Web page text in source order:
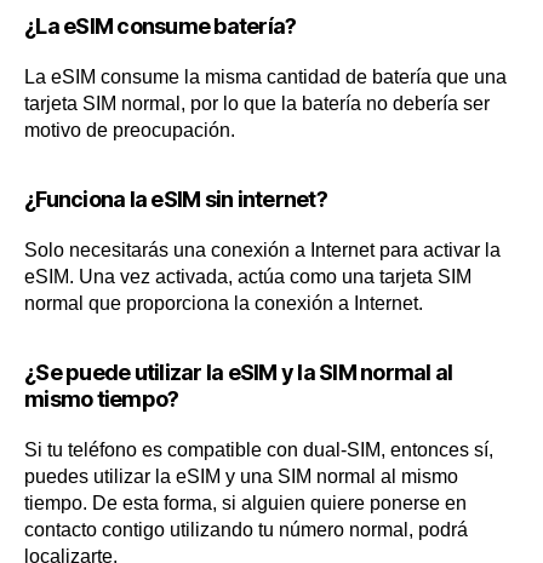
¿La eSIM consume batería?
La eSIM consume la misma cantidad de batería que una
tarjeta SIM normal, por lo que la batería no debería ser
motivo de preocupación.
¿Funciona la eSIM sin internet?
Solo necesitarás una conexión a Internet para activar la
eSIM. Una vez activada, actúa como una tarjeta SIM
normal que proporciona la conexión a Internet.
¿Se puede utilizar la eSIM y la SIM normal al
mismo tiempo?
Si tu teléfono es compatible con dual-SIM, entonces sí,
puedes utilizar la eSIM y una SIM normal al mismo
tiempo. De esta forma, si alguien quiere ponerse en
contacto contigo utilizando tu número normal, podrá
localizarte.